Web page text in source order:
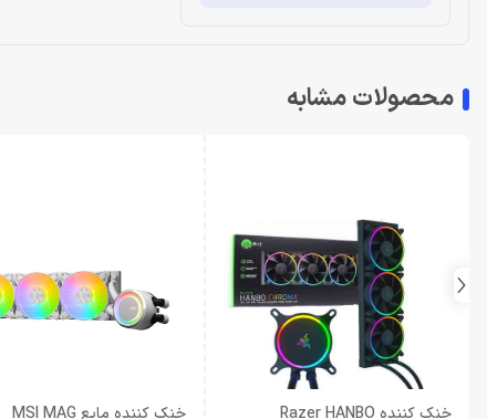
محصولات مشابه
خنک کننده Razer HANBO
خنک کننده مایع MSI MAG